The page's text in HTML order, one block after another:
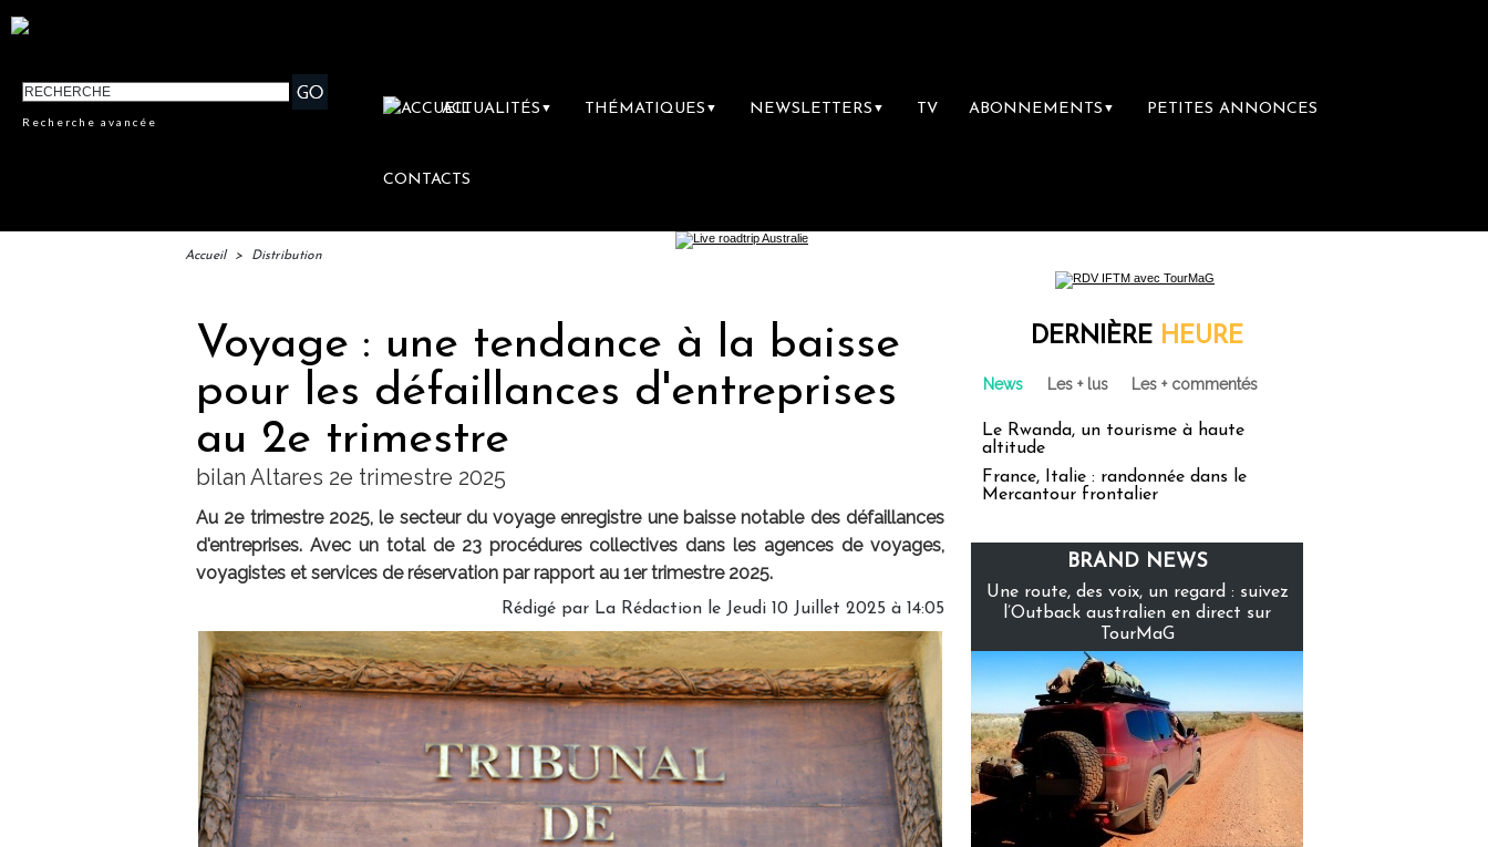
Recherche avancée
ACTUALITÉS ▼ THÉMATIQUES ▼ NEWSLETTERS ▼ TV ABONNEMENTS ▼ PETITES ANNONCES
CONTACTS
Accueil > Distribution
Voyage : une tendance à la baisse
pour les défaillances d'entreprises
au 2e trimestre
bilan Altares 2e trimestre 2025
Au 2e trimestre 2025, le secteur du voyage enregistre une baisse notable des défaillances
d'entreprises. Avec un total de 23 procédures collectives dans les agences de voyages,
voyagistes et services de réservation par rapport au 1er trimestre 2025.
Rédigé par La Rédaction le Jeudi 10 Juillet 2025 à 14:05
DERNIÈRE HEURE
News Les + lus Les + commentés
Le Rwanda, un tourisme à haute
altitude
France, Italie : randonnée dans le
Mercantour frontalier
BRAND NEWS
Une route, des voix, un regard : suivez
l’Outback australien en direct sur
TourMaG